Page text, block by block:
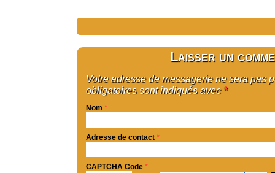
Laisser un
Votre adresse de messagerie ne sera pas
obligatoires sont indiqués avec *
Nom *
Adresse de contact *
CAPTCHA Code *